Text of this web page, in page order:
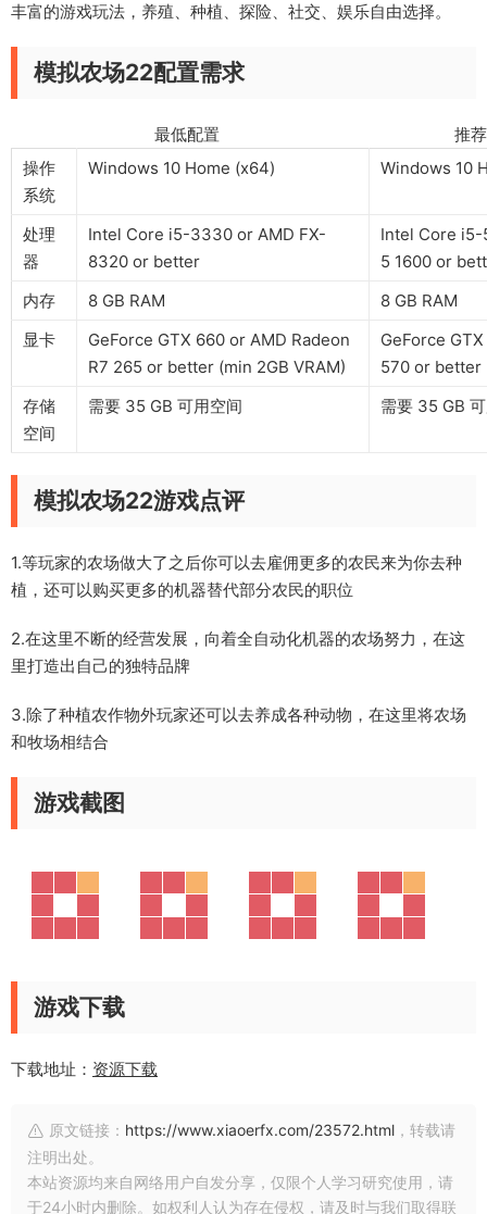
丰富的游戏玩法，养殖、种植、探险、社交、娱乐自由选择。
模拟农场22配置需求
最低配置 推荐配
操作
系统
Windows 10 Home (x64) Windows 10
处理
器
Intel Core i5-3330 or AMD FX-
8320 or better
Intel Core i5-
5 1600 or
内存
8 GB RAM
8 GB RAM
显卡
GeForce GTX 660 or AMD Radeon
R7 265 or better (min 2GB VRAM)
GeForce
570 or better
存储
空间
需要 35 GB 可用空间 需要 35 GB
模拟农场22游戏点评
1.等玩家的农场做大了之后你可以去雇佣更多的农民来为你去种
植，还可以购买更多的机器替代部分农民的职位
2.在这里不断的经营发展，向着全自动化机器的农场努力，在这
里打造出自己的独特品牌
3.除了种植农作物外玩家还可以去养成各种动物，在这里将农场
和牧场相结合
游戏截图
游戏下载
下载地址： 资源下载
原文链接： https://www.xiaoerfx.com/23572.html ，转载请
注明出处。
本站资源均来自网络用户自发分享，仅限个人学习研究使用，请
于24小时内删除。如权利人认为存在侵权，请及时与我们取得联